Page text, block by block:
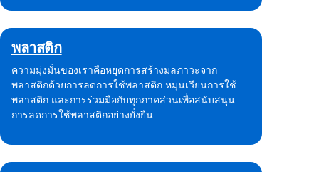
พลาสติก
ความมุ่งมั่นของเราคือหยุดการสร้างมลภาวะจาก
พลาสติกด้วยการลดการใช้พลาสติก หมุนเวียนการใช้
พลาสติก และการร่วมมือกับทุกภาคส่วนเพื่อสนับสนุน
การลดการใช้พลาสติกอย่างยั่งยืน